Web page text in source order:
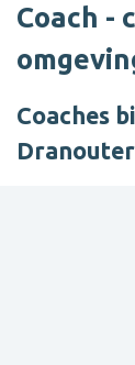
Coach -
Coaches
Dranouter